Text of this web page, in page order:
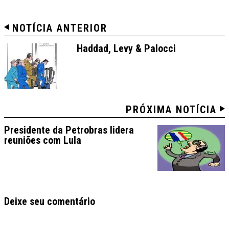
NOTÍCIA ANTERIOR
Haddad, Levy & Palocci
PRÓXIMA NOTÍCIA
Presidente da Petrobras lidera
reuniões com Lula
Deixe seu comentário